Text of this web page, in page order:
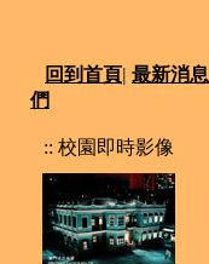
回到首頁| 最新消息
們
:: 校園即時影像